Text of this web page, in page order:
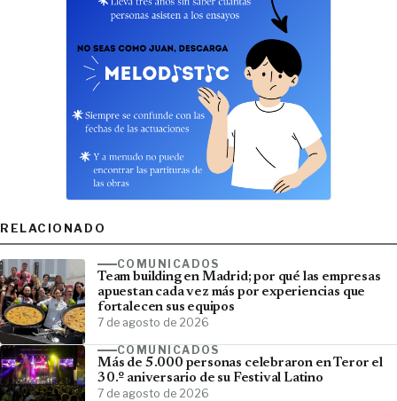
RELACIONADO
COMUNICADOS
Team building en Madrid; por qué las empresas
apuestan cada vez más por experiencias que
fortalecen sus equipos
7 de agosto de 2026
COMUNICADOS
Más de 5.000 personas celebraron en Teror el
30.º aniversario de su Festival Latino
7 de agosto de 2026